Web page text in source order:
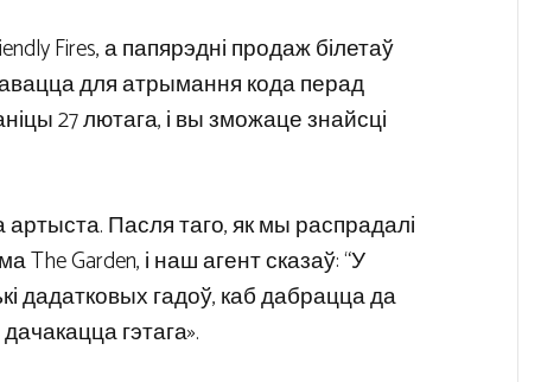
Fires, а папярэдні продаж білетаў
для атрымання кода перад
27 лютага, і вы зможаце знайсці
Пасля таго, як мы распрадалі
The Garden, і наш агент сказаў: “У
дадатковых гадоў, каб дабрацца да
гэтага».